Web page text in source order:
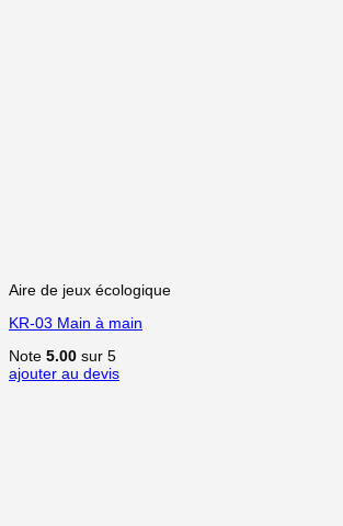
Aire de jeux écologique
KR-03 Main à main
Note 5.00 sur 5
ajouter au devis